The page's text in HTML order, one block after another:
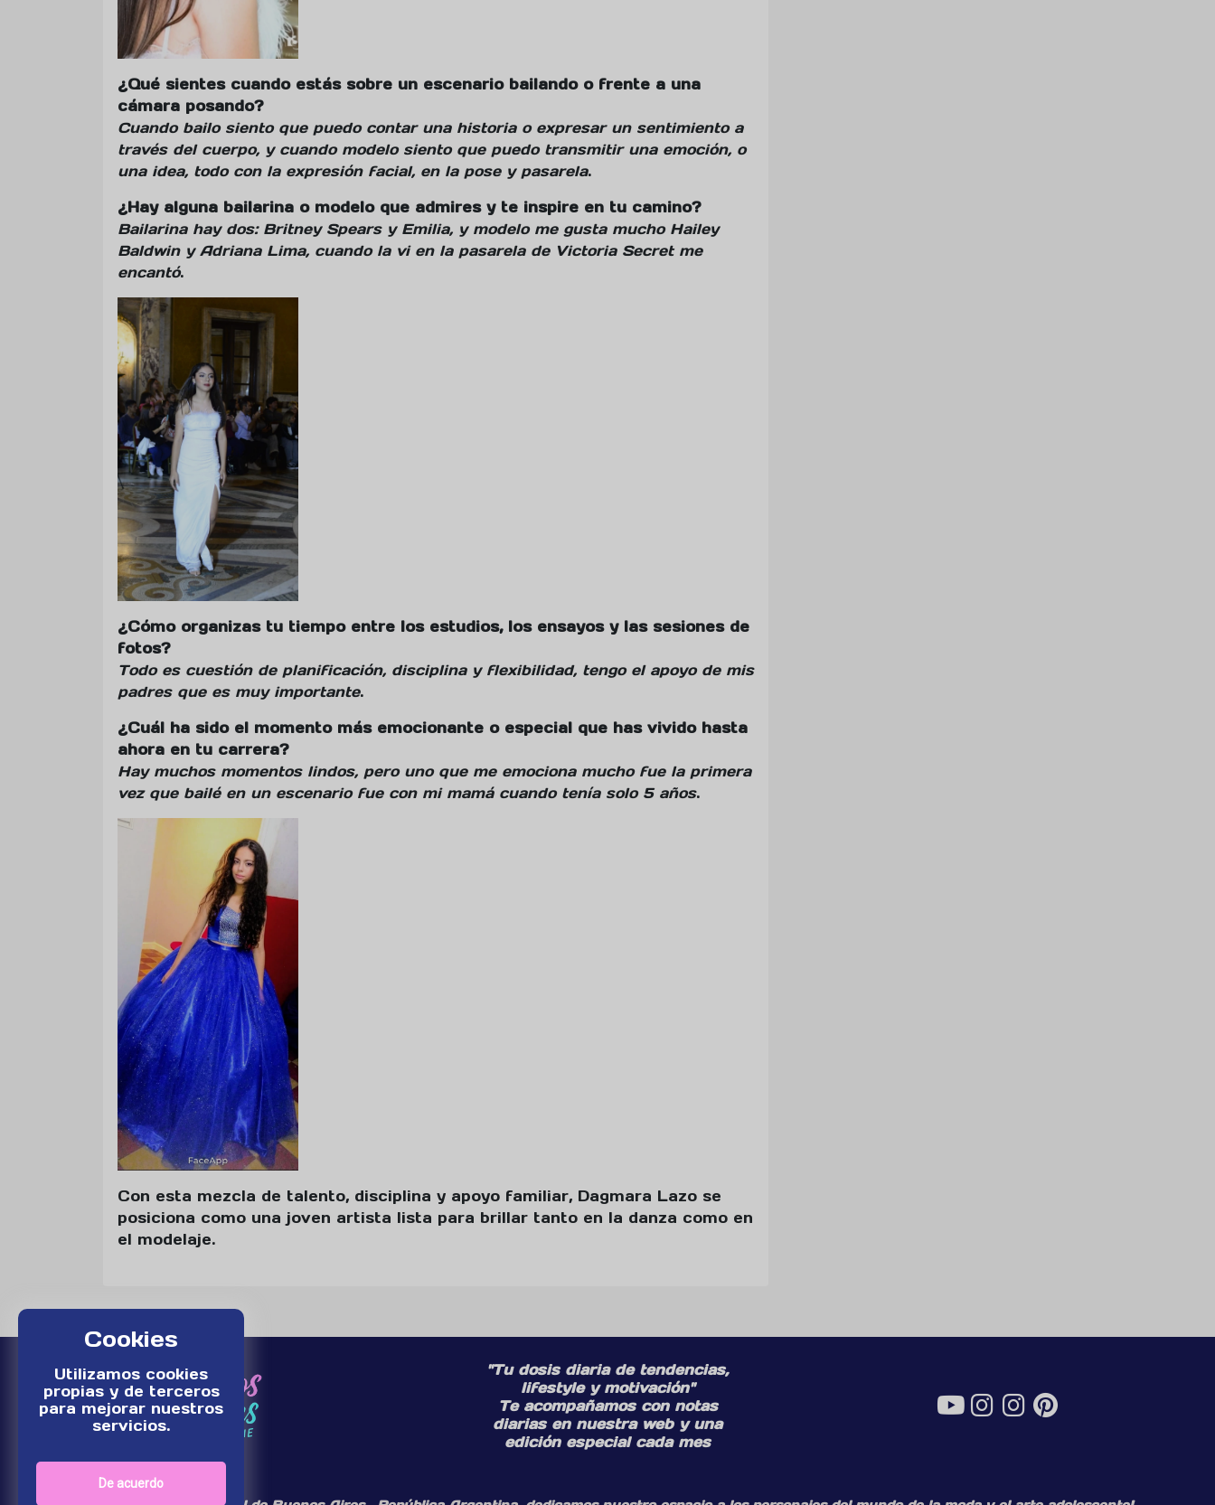
Cookies
Utilizamos cookies
propias y de terceros
para mejorar nuestros
servicios.
De acuerdo
¿Qué sientes cuando estás sobre un escenario bailando o frente a una
cámara posando?
Cuando bailo siento que puedo contar una historia o expresar un sentimiento a
través del cuerpo, y cuando modelo siento que puedo transmitir una emoción, o
una idea, todo con la expresión facial, en la pose y pasarela.
¿Hay alguna bailarina o modelo que admires y te inspire en tu camino?
Bailarina hay dos: Britney Spears y Emilia, y modelo me gusta mucho Hailey
Baldwin y Adriana Lima, cuando la vi en la pasarela de Victoria Secret me
encantó.
¿Cómo organizas tu tiempo entre los estudios, los ensayos y las sesiones de
fotos?
Todo es cuestión de planificación, disciplina y flexibilidad, tengo el apoyo de mis
padres que es muy importante.
¿Cuál ha sido el momento más emocionante o especial que has vivido hasta
ahora en tu carrera?
Hay muchos momentos lindos, pero uno que me emociona mucho fue la primera
vez que bailé en un escenario fue con mi mamá cuando tenía solo 5 años.
Con esta mezcla de talento, disciplina y apoyo familiar, Dagmara Lazo se
posiciona como una joven artista lista para brillar tanto en la danza como en
el modelaje.
"Tu dosis diaria de tendencias,
lifestyle y motivación"
Te acompañamos con notas
diarias en nuestra web y una
edición especial cada mes